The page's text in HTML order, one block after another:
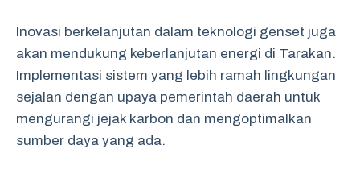
Inovasi berkelanjutan dalam teknologi genset juga
akan mendukung keberlanjutan energi di Tarakan.
Implementasi sistem yang lebih ramah lingkungan
sejalan dengan upaya pemerintah daerah untuk
mengurangi jejak karbon dan mengoptimalkan
sumber daya yang ada.